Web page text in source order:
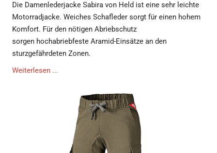
Die Damenlederjacke Sabira von Held ist eine sehr leichte
Motorradjacke. Weiches Schafleder sorgt für einen hohem
Komfort. Für den nötigen Abriebschutz
sorgen hochabriebfeste Aramid-Einsätze an den
sturzgefährdeten Zonen.
Weiterlesen ...